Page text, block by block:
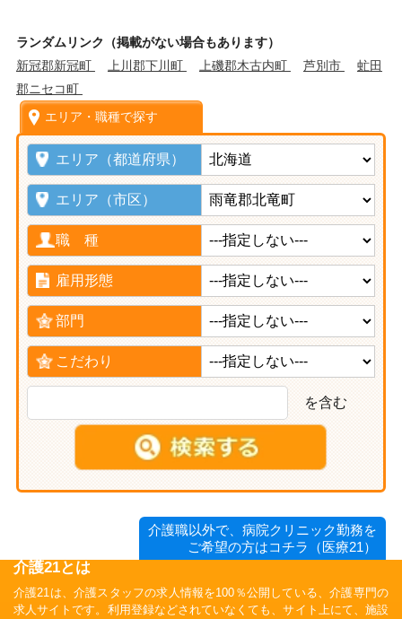
ランダムリンク（掲載がない場合もあります）
新冠郡新冠町
上川郡下川町 上磯郡木古内町 芦別市
虻田
郡ニセコ町
エリア・職種で探す
エリア（都道府県）
エリア（市区）
職 種
雇用形態
部門
こだわり
を含む
介護職以外で、病院クリニック勤務を
ご希望の方はコチラ（医療21）
介護21とは
介護21は、介護スタッフの求人情報を100％公開している、介護専門の
求人サイトです。利用登録などされていなくても、サイト上にて、施設